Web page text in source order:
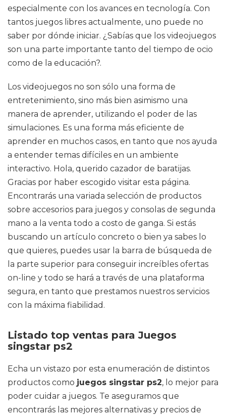
especialmente con los avances en tecnología. Con
tantos juegos libres actualmente, uno puede no
saber por dónde iniciar. ¿Sabías que los videojuegos
son una parte importante tanto del tiempo de ocio
como de la educación?.
Los videojuegos no son sólo una forma de
entretenimiento, sino más bien asimismo una
manera de aprender, utilizando el poder de las
simulaciones. Es una forma más eficiente de
aprender en muchos casos, en tanto que nos ayuda
a entender temas difíciles en un ambiente
interactivo. Hola, querido cazador de baratijas.
Gracias por haber escogido visitar esta página.
Encontrarás una variada selección de productos
sobre accesorios para juegos y consolas de segunda
mano a la venta todo a costo de ganga. Si estás
buscando un artículo concreto o bien ya sabes lo
que quieres, puedes usar la barra de búsqueda de
la parte superior para conseguir increíbles ofertas
on-line y todo se hará a través de una plataforma
segura, en tanto que prestamos nuestros servicios
con la máxima fiabilidad.
Listado top ventas para Juegos
singstar ps2
Echa un vistazo por esta enumeración de distintos
productos como juegos singstar ps2, lo mejor para
poder cuidar a juegos. Te aseguramos que
encontrarás las mejores alternativas y precios de